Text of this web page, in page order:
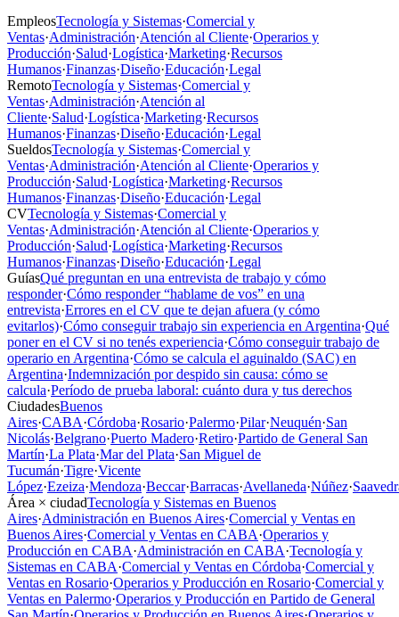
EmpleosTecnología y Sistemas·Comercial y
Ventas·Administración·Atención al Cliente·Operarios y
Producción·Salud·Logística·Marketing·Recursos
Humanos·Finanzas·Diseño·Educación·Legal
RemotoTecnología y Sistemas·Comercial y
Ventas·Administración·Atención al
Cliente·Salud·Logística·Marketing·Recursos
Humanos·Finanzas·Diseño·Educación·Legal
SueldosTecnología y Sistemas·Comercial y
Ventas·Administración·Atención al Cliente·Operarios y
Producción·Salud·Logística·Marketing·Recursos
Humanos·Finanzas·Diseño·Educación·Legal
CVTecnología y Sistemas·Comercial y
Ventas·Administración·Atención al Cliente·Operarios y
Producción·Salud·Logística·Marketing·Recursos
Humanos·Finanzas·Diseño·Educación·Legal
GuíasQué preguntan en una entrevista de trabajo y cómo
responder·Cómo responder “hablame de vos” en una
entrevista·Errores en el CV que te dejan afuera (y cómo
evitarlos)·Cómo conseguir trabajo sin experiencia en Argentina·Qué
poner en el CV si no tenés experiencia·Cómo conseguir trabajo de
operario en Argentina·Cómo se calcula el aguinaldo (SAC) en
Argentina·Indemnización por despido sin causa: cómo se
calcula·Período de prueba laboral: cuánto dura y tus derechos
CiudadesBuenos
Aires·CABA·Córdoba·Rosario·Palermo·Pilar·Neuquén·San
Nicolás·Belgrano·Puerto Madero·Retiro·Partido de General San
Martín·La Plata·Mar del Plata·San Miguel de
Tucumán·Tigre·Vicente
López·Ezeiza·Mendoza·Beccar·Barracas·Avellaneda·Núñez·
Área × ciudadTecnología y Sistemas en Buenos
Aires·Administración en Buenos Aires·Comercial y Ventas en
Buenos Aires·Comercial y Ventas en CABA·Operarios y
Producción en CABA·Administración en CABA·Tecnología y
Sistemas en CABA·Comercial y Ventas en Córdoba·Comercial y
Ventas en Rosario·Operarios y Producción en Rosario·Comercial y
Ventas en Palermo·Operarios y Producción en Partido de General